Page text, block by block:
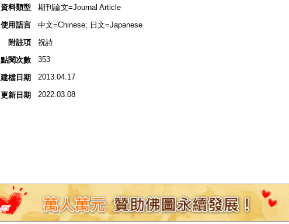
資料類型
期刊論文=Journal Article
使用語言
中文=Chinese; 日文=Japanese
附註項
祝詩
點閱次數
353
建檔日期 2013.04.17
更新日期 2022.03.08